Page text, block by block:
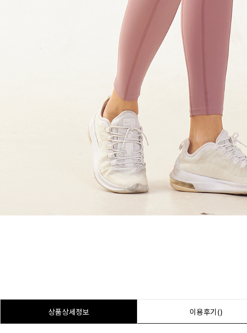
상품상세정보 이용후기()